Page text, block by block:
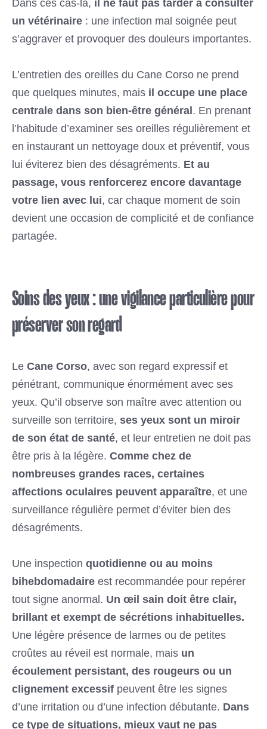
Dans ces cas-là, il ne faut pas tarder à consulter
un vétérinaire : une infection mal soignée peut
s’aggraver et provoquer des douleurs importantes.
L’entretien des oreilles du Cane Corso ne prend
que quelques minutes, mais il occupe une place
centrale dans son bien-être général. En prenant
l’habitude d’examiner ses oreilles régulièrement et
en instaurant un nettoyage doux et préventif, vous
lui éviterez bien des désagréments. Et au
passage, vous renforcerez encore davantage
votre lien avec lui, car chaque moment de soin
devient une occasion de complicité et de confiance
partagée.
Soins des yeux : une vigilance particulière pour
préserver son regard
Le Cane Corso, avec son regard expressif et
pénétrant, communique énormément avec ses
yeux. Qu’il observe son maître avec attention ou
surveille son territoire, ses yeux sont un miroir
de son état de santé, et leur entretien ne doit pas
être pris à la légère. Comme chez de
nombreuses grandes races, certaines
affections oculaires peuvent apparaître, et une
surveillance régulière permet d’éviter bien des
désagréments.
Une inspection quotidienne ou au moins
bihebdomadaire est recommandée pour repérer
tout signe anormal. Un œil sain doit être clair,
brillant et exempt de sécrétions inhabituelles.
Une légère présence de larmes ou de petites
croûtes au réveil est normale, mais un
écoulement persistant, des rougeurs ou un
clignement excessif peuvent être les signes
d’une irritation ou d’une infection débutante. Dans
ce type de situations, mieux vaut ne pas